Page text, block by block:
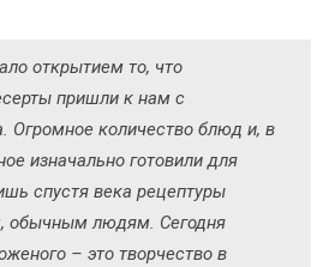
открытием то, что
пришли к нам с
Огромное количество блюд и, в
изначально готовили для
спустя века рецептуры
обычным людям. Сегодня
– это творчество в